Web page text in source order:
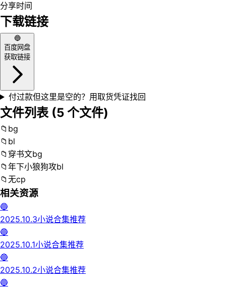
分享时间
下载链接
🔵
百度网盘
获取链接
付过款但这里是空的？用取货凭证找回
文件列表 (5 个文件)
📁 bg
📁 bl
📁 穿书文bg
📁 年下小狼狗攻bl
📁 无cp
相关资源
🔵
️2025.10.3小说合集推荐
🔵
️2025.10.1小说合集推荐
🔵
️2025.10.2小说合集推荐
🔵